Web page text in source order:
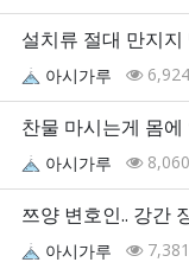
설치류 절대 만지
아시가루 6,924
찬물 마시는게 몸
아시가루 8,060
쯔양 변호인.. 강간
아시가루 7,381